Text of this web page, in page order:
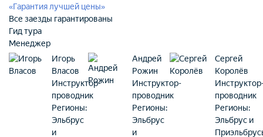
«Гарантия лучшей цены»‎
Все заезды гарантированы
Гид тура
Менеджер
Игорь
Власов
Инструктор-
проводник
Регионы:
Эльбрус
и
Андрей
Рожин
Инструктор-
проводник
Регионы:
Эльбрус
и
Сергей
Королёв
проводник
Регионы:
Эльбрус и